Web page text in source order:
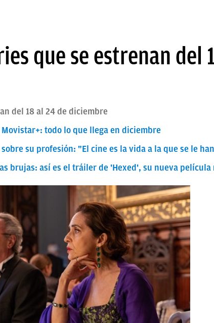
que se estrenan del
del 18 al 24 de diciembre
todo lo que llega en diciembre
su profesión: "El cine es la vida a la que se le
brujas: así es el tráiler de 'Hexed', su nueva película